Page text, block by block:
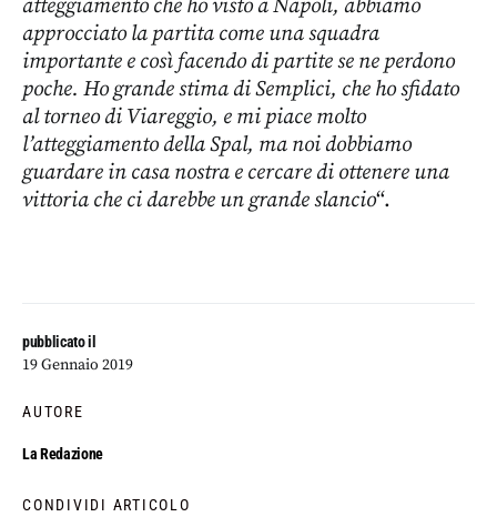
pubblicato il
19 Gennaio 2019
AUTORE
La Redazione
CONDIVIDI ARTICOLO
atteggiamento che ho visto a Napoli, abbiamo
approcciato la partita come una squadra
importante e così facendo di partite se ne perdono
poche. Ho grande stima di Semplici, che ho sfidato
al torneo di Viareggio, e mi piace molto
l’atteggiamento della Spal, ma noi dobbiamo
guardare in casa nostra e cercare di ottenere una
vittoria che ci darebbe un grande slancio“.